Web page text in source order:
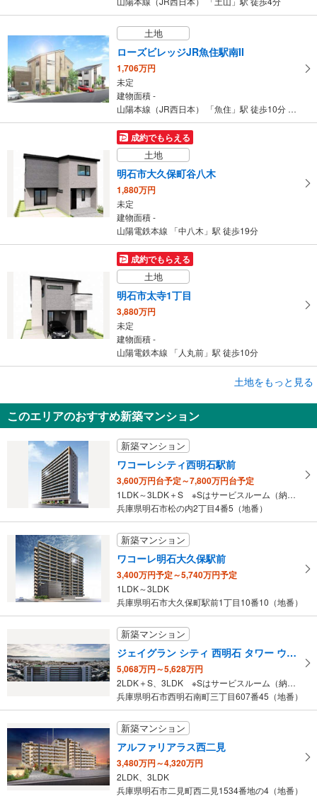
土地
ローズビレッジJR魚住駅南II
1,706万円
未定
建物面積 -
山陽本線（JR西日本） 「魚住」駅 徒歩10分 （740m～750m）
成約でもらえる
土地
明石市大久保町谷八木
1,880万円
未定
建物面積 -
山陽電鉄本線 「中八木」駅 徒歩19分
成約でもらえる
土地
明石市太寺1丁目
3,880万円
未定
建物面積 -
山陽電鉄本線 「人丸前」駅 徒歩10分
明石市大蔵町
未定
建物面積 -
山陽電鉄本線 「大蔵谷」駅 徒歩5分
土地をもっと見る
このエリアのおすすめ新築マンション
新築マンション
ワコーレシティ西明石駅前
3,600万円台予定～7,800万円台予定
1LDK～3LDK＋S ※Sはサービスルーム（納戸）です。
兵庫県明石市松の内2丁目4番5（地番）
新築マンション
ワコーレ明石大久保駅前
3,400万円予定～5,740万円予定
1LDK～3LDK
兵庫県明石市大久保町駅前1丁目10番10（地番）
新築マンション
ジェイグラン シティ 西明石 タワー ウエスト
5,068万円～5,628万円
2LDK＋S、3LDK ※Sはサービスルーム（納戸）です。
兵庫県明石市西明石南町三丁目607番45（地番）
新築マンション
アルファリアラス西二見
3,480万円～4,320万円
2LDK、3LDK
兵庫県明石市二見町西二見1534番地の4（地番）